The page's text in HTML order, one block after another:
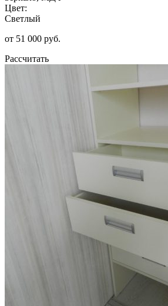
Цвет:
Светлый
от 51 000 руб.
Рассчитать